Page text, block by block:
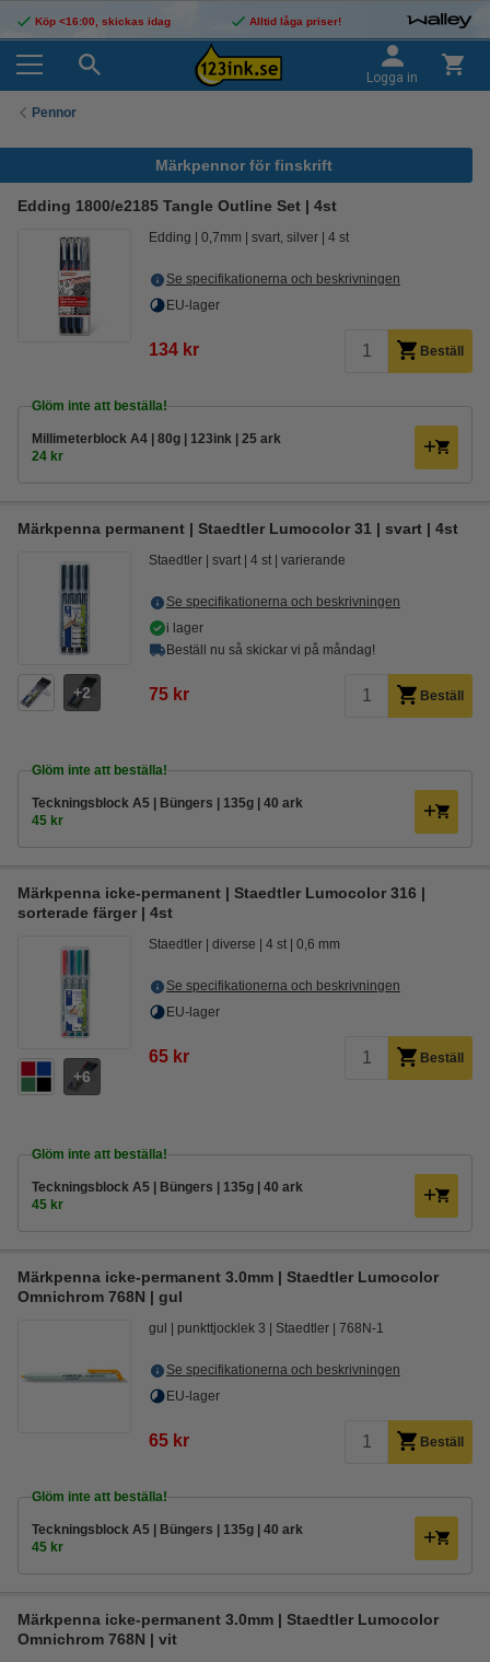
Köp <16:00, skickas idag Alltid låga priser!
Logga in
Pennor
Märkpennor för finskrift
Edding 1800/e2185 Tangle Outline Set | 4st
Edding 0,7mm svart, silver 4 st
Se specifikationerna och beskrivningen
EU-lager
134 kr Beställ
Glöm inte att beställa!
Millimeterblock A4 | 80g | 123ink | 25 ark
24 kr
Märkpenna permanent | Staedtler Lumocolor 31 | svart | 4st
2
Staedtler svart 4 st varierande
Se specifikationerna och beskrivningen
i lager
Beställ nu så skickar vi på måndag!
75 kr Beställ
Glöm inte att beställa!
Teckningsblock A5 | Büngers | 135g | 40 ark
45 kr
Märkpenna icke-permanent | Staedtler Lumocolor 316 |
sorterade färger | 4st
6
Staedtler diverse 4 st 0,6 mm
Se specifikationerna och beskrivningen
EU-lager
65 kr Beställ
Glöm inte att beställa!
Teckningsblock A5 | Büngers | 135g | 40 ark
45 kr
Märkpenna icke-permanent 3.0mm | Staedtler Lumocolor
Omnichrom 768N | gul
gul punkttjocklek 3 Staedtler 768N-1
Se specifikationerna och beskrivningen
EU-lager
65 kr Beställ
Glöm inte att beställa!
Teckningsblock A5 | Büngers | 135g | 40 ark
45 kr
Märkpenna icke-permanent 3.0mm | Staedtler Lumocolor
Omnichrom 768N | vit